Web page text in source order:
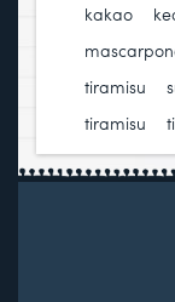
kakao
tiramisu
tiramisu